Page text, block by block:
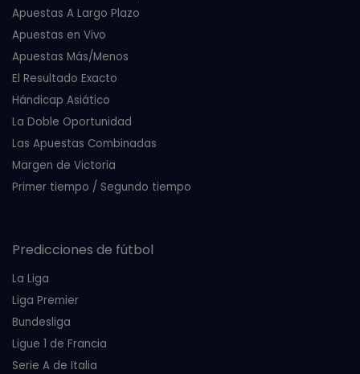
Apuestas A Largo Plazo
Apuestas en Vivo
Apuestas Más/Menos
El Resultado Exacto
Hándicap Asiático
La Doble Oportunidad
Las Apuestas Combinadas
Margen de Victoria
Primer tiempo / Segundo tiempo
Predicciones de fútbol
La Liga
Liga Premier
Bundesliga
Ligue 1 de Francia
Serie A de Italia